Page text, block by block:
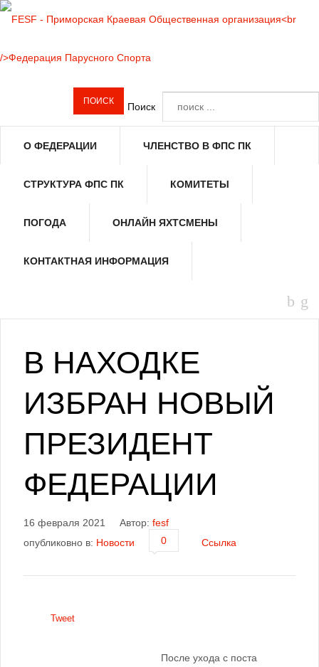
Поиск
О ФЕДЕРАЦИИ ЧЛЕНСТВО В ФПС ПК
СТРУКТУРА ФПС ПК КОМИТЕТЫ
ПОГОДА ОНЛАЙН ЯХТСМЕНЫ
КОНТАКТНАЯ ИНФОРМАЦИЯ
В НАХОДКЕ
ИЗБРАН НОВЫЙ
ПРЕЗИДЕНТ
ФЕДЕРАЦИИ
16 февраля 2021 Автор: fesf
опубликовно в: Новости 0 Ссылка
Tweet
После ухода с поста